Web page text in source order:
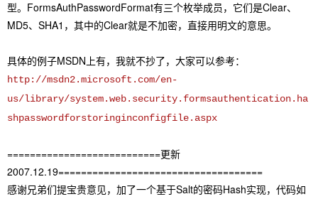
型。FormsAuthPasswordFormat有三个枚举成员，它们是Clear、
MD5、SHA1，其中的Clear就是不加密，直接用明文的意思。
具体的例子MSDN上有，我就不抄了，大家可以参考：
http://msdn2.microsoft.com/en-
us/library/system.web.security.formsauthentication.ha
shpasswordforstoringinconfigfile.aspx
===========================更新
2007.12.19====================================
感谢兄弟们提宝贵意见，加了一个基于Salt的密码Hash实现，代码如